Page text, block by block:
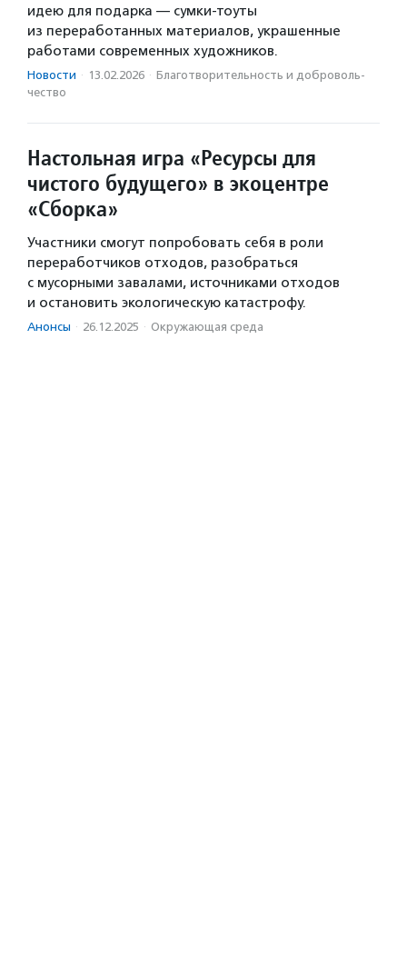
идею для подарка — сумки-тоуты
из переработанных материалов, украшенные
работами современных художников.
Новости · 13.02.2026 · Благотвори­тель­ность и доброволь­
чест­во
Настольная игра «Ресурсы для
чистого будущего» в экоцентре
«Сборка»
Участники смогут попробовать себя в роли
переработчиков отходов, разобраться
с мусорными завалами, источниками отходов
и остановить экологическую катастрофу.
Анонсы · 26.12.2025 · Окружающая среда